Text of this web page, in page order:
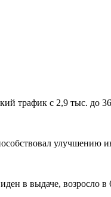
трафик с 2,9 тыс. до
улучшению
в выдаче, возросло